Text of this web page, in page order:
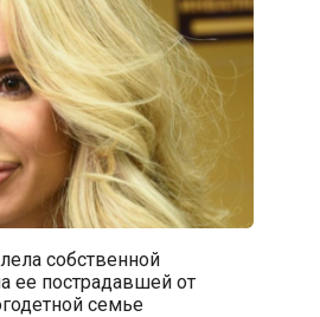
собственной
ее пострадавшей от
семье